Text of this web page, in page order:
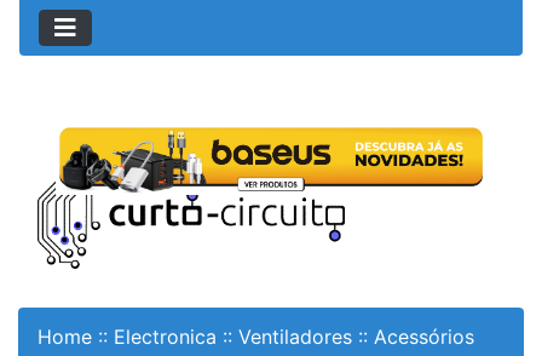
Home :: Electronica :: Ventiladores :: Acessórios